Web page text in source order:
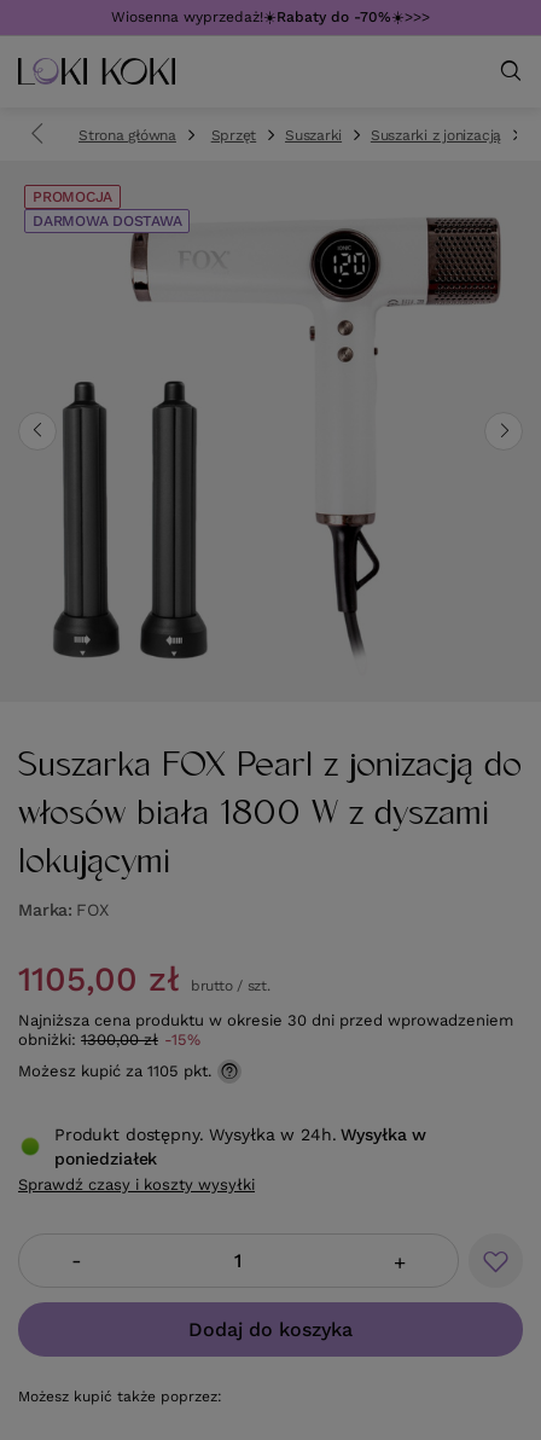
Wiosenna wyprzedaż!☀️Rabaty do -70%☀️>>>
Strona główna Sprzęt Suszarki Suszarki z jonizacją
PROMOCJA
DARMOWA DOSTAWA
Suszarka FOX Pearl z jonizacją do
włosów biała 1800 W z dyszami
lokującymi
Marka FOX
1105,00 zł brutto/ szt.
Najniższa cena produktu w okresie 30 dni przed wprowadzeniem
obniżki: 1300,00 zł -15%
Możesz kupić za 1105 pkt.
- +
Dodaj do koszyka
Możesz kupić także poprzez:
Produkt dostępny. Wysyłka w 24h. Wysyłkaw
poniedziałek
Sprawdź czasy i koszty wysyłki